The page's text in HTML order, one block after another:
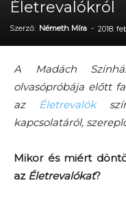
Életrevalókról
Szerző: Németh Míra - 2018.
A Madách
olvasópróbája előtt
az
Életrevalók
kapcsolatáról,
Mikor és miért
az Életrevalókat?